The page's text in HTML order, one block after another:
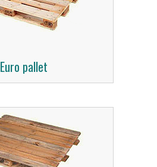
Euro pallet